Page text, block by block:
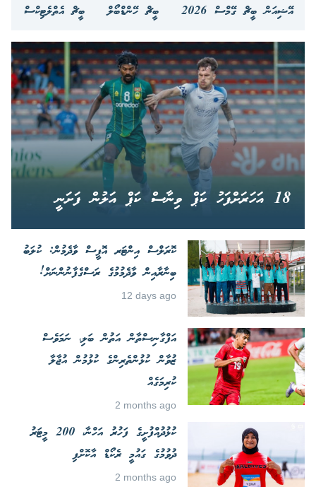
އޭޝިއަން ބީޗް ގޭމްސް 2026
ބީޗް ހޭންޑްބޯލް ބީޗް އެތްލެޓިކްސް
18 އަހަރަށްފަހު ކަޕް ވިނާސް ކަޕް އަލުން ފަށަނީ
ކޮރަލްސް އިންޓަރ އޮފީސް ވާދެމުން: ކުލަބު
ބިނާރާއިން ވާދެމުމުގެ ރަސްގެފާނުންނަށް!
12 days ago
އަފްގާނިސްތާން އަތުން ބަލި، ނަމަވެސް
ޒުވާން ކުޅުންތެރިންގެ ކުޅުމުން އުޖާލާ
ކުރިމަގެއް
2 months ago
ކުޅުދުއްފުށީގެ ފަހުރު އަހްނާ، 200 މީޓަރު
ދުވުމުގެ ގައުމީ ރެކޯޑް އާކޮށްފި
2 months ago